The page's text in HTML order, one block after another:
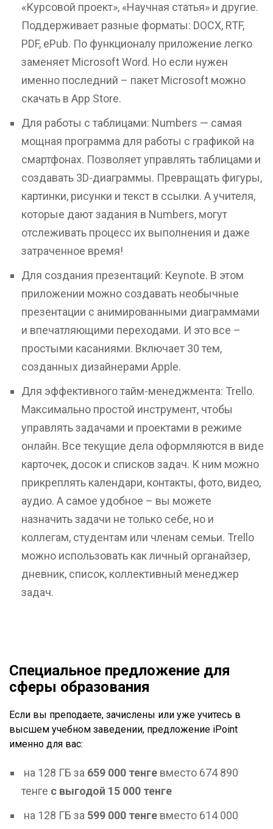
«Курсовой проект», «Научная статья» и другие.
Поддерживает разные форматы: DOCX, RTF,
PDF, ePub. По функционалу приложение легко
заменяет Microsoft Word. Но если нужен
именно последний – пакет Microsoft можно
скачать в App Store.
Для работы с таблицами: Numbers — самая
мощная программа для работы с графикой на
смартфонах. Позволяет управлять таблицами и
создавать 3D-диаграммы. Превращать фигуры,
картинки, рисунки и текст в ссылки. А учителя,
которые дают задания в Numbers, могут
отслеживать процесс их выполнения и даже
затраченное время!
Для создания презентаций: Keynote. В этом
приложении можно создавать необычные
презентации с анимированными диаграммами
и впечатляющими переходами. И это все –
простыми касаниями. Включает 30 тем,
созданных дизайнерами Apple.
Для эффективного тайм-менеджмента: Trello.
Максимально простой инструмент, чтобы
управлять задачами и проектами в режиме
онлайн. Все текущие дела оформляются в виде
карточек, досок и списков задач. К ним можно
прикреплять календари, контакты, фото, видео,
аудио. А самое удобное – вы можете
назначить задачи не только себе, но и
коллегам, студентам или членам семьи. Trello
можно использовать как личный органайзер,
дневник, список, коллективный менеджер
задач.
Специальное предложение для
сферы образования
Если вы преподаете, зачислены или уже учитесь в
высшем учебном заведении, предложение iPoint
именно для вас:
на 128 ГБ за 659 000 тенге вместо 674 890
тенге с выгодой 15 000 тенге
на 128 ГБ за 599 000 тенге вместо 614 000